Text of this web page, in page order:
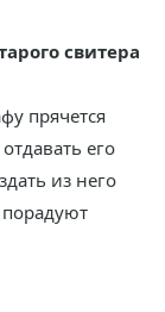
свитера
прячется
его
из него